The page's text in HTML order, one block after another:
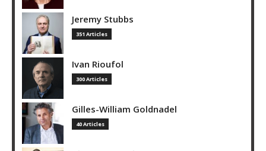
Jeremy Stubbs
351 Articles
Ivan Rioufol
300 Articles
Gilles-William Goldnadel
40 Articles